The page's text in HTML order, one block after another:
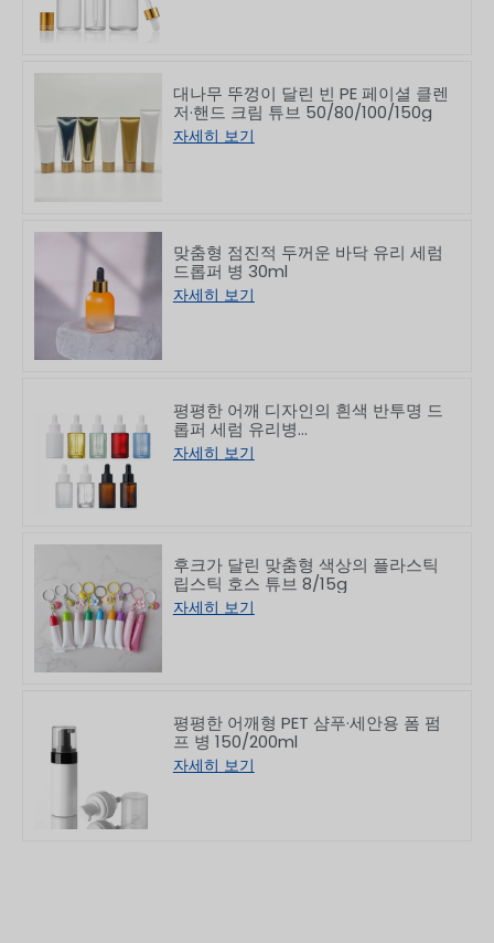
대나무 뚜껑이 달린 빈 PE 페이셜 클렌
저·핸드 크림 튜브 50/80/100/150g
자세히 보기
맞춤형 점진적 두꺼운 바닥 유리 세럼
드롭퍼 병 30ml
자세히 보기
평평한 어깨 디자인의 흰색 반투명 드
롭퍼 세럼 유리병
10/30/50/60/80/100ml
자세히 보기
후크가 달린 맞춤형 색상의 플라스틱
립스틱 호스 튜브 8/15g
자세히 보기
평평한 어깨형 PET 샴푸·세안용 폼 펌
프 병 150/200ml
자세히 보기